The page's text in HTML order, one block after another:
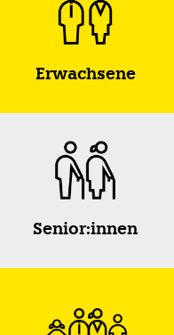
Erwachsene
Senior:innen